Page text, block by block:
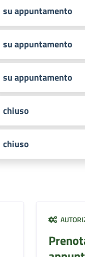
su appuntamento
su appuntamento
su appuntamento
chiuso
chiuso